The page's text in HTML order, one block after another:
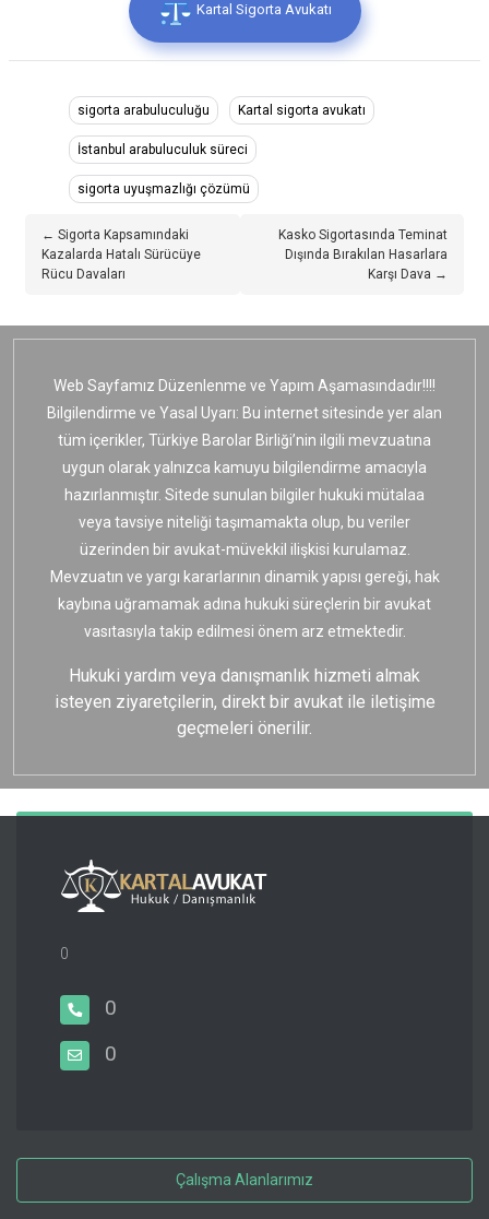
Kartal Sigorta Avukatı
sigorta arabuluculuğu Kartal sigorta avukatı
İstanbul arabuluculuk süreci
sigorta uyuşmazlığı çözümü
← Sigorta Kapsamındaki
Kazalarda Hatalı Sürücüye
Rücu Davaları
Kasko Sigortasında Teminat
Dışında Bırakılan Hasarlara
Karşı Dava →
Web Sayfamız Düzenlenme ve Yapım Aşamasındadır!!!!
Bilgilendirme ve Yasal Uyarı: Bu internet sitesinde yer alan
tüm içerikler, Türkiye Barolar Birliği’nin ilgili mevzuatına
uygun olarak yalnızca kamuyu bilgilendirme amacıyla
hazırlanmıştır. Sitede sunulan bilgiler hukuki mütalaa
veya tavsiye niteliği taşımamakta olup, bu veriler
üzerinden bir avukat-müvekkil ilişkisi kurulamaz.
Mevzuatın ve yargı kararlarının dinamik yapısı gereği, hak
kaybına uğramamak adına hukuki süreçlerin bir avukat
vasıtasıyla takip edilmesi önem arz etmektedir.
Hukuki yardım veya danışmanlık hizmeti almak
isteyen ziyaretçilerin, direkt bir avukat ile iletişime
geçmeleri önerilir.
0
0
0
Çalışma Alanlarımız